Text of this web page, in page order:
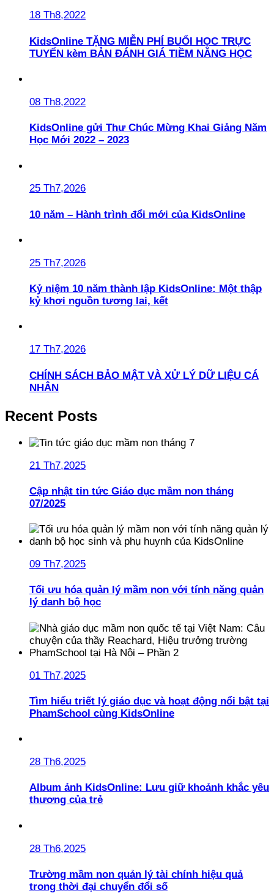
18 Th8,2022
KidsOnline TẶNG MIỄN PHÍ BUỔI HỌC TRỰC
TUYẾN kèm BẢN ĐÁNH GIÁ TIỀM NĂNG HỌC
08 Th8,2022
KidsOnline gửi Thư Chúc Mừng Khai Giảng Năm
Học Mới 2022 – 2023
25 Th7,2026
10 năm – Hành trình đổi mới của KidsOnline
25 Th7,2026
Kỷ niệm 10 năm thành lập KidsOnline: Một thập
kỷ khơi nguồn tương lai, kết
17 Th7,2026
CHÍNH SÁCH BẢO MẬT VÀ XỬ LÝ DỮ LIỆU CÁ
NHÂN
Recent Posts
21 Th7,2025
Cập nhật tin tức Giáo dục mầm non tháng
07/2025
09 Th7,2025
Tối ưu hóa quản lý mầm non với tính năng quản
lý danh bộ học
01 Th7,2025
Tìm hiểu triết lý giáo dục và hoạt động nổi bật tại
PhamSchool cùng KidsOnline
28 Th6,2025
Album ảnh KidsOnline: Lưu giữ khoảnh khắc yêu
thương của trẻ
28 Th6,2025
Trường mầm non quản lý tài chính hiệu quả
trong thời đại chuyển đổi số